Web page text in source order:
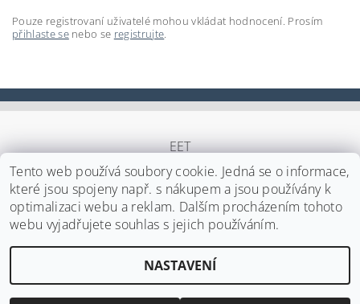
Pouze registrovaní uživatelé mohou vkládat hodnocení. Prosím
přihlaste senebo se registrujte.
EET
2026 ©Japa Foods s.r.o. , všechna práva vyhrazenaUpravit nastavení cookies
Vytvořil Shoptet
Tento web používá soubory cookie. Jedná se o informace,
které jsou spojeny např. s nákupem a jsou používány k
optimalizaci webu a reklam. Dalším procházením tohoto
webu vyjadřujete souhlas s jejich používáním.
NASTAVENÍ